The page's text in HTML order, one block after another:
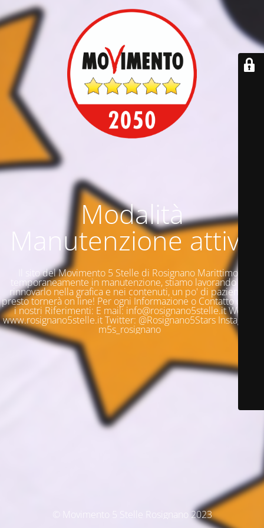
Modalità
Manutenzione attiva
Il sito del Movimento 5 Stelle di Rosignano Marittimo è
temporaneamente in manutenzione, stiamo lavorando per
rinnovarlo nella grafica e nei contenuti, un po' di pazienza e
presto tornerà on line! Per ogni Informazione o Contatto questi
i nostri Riferimenti: E mail: info@rosignano5stelle.it Web:
www.rosignano5stelle.it Twitter: @Rosignano5Stars Instagram:
m5s_rosignano
© Movimento 5 Stelle Rosignano 2023